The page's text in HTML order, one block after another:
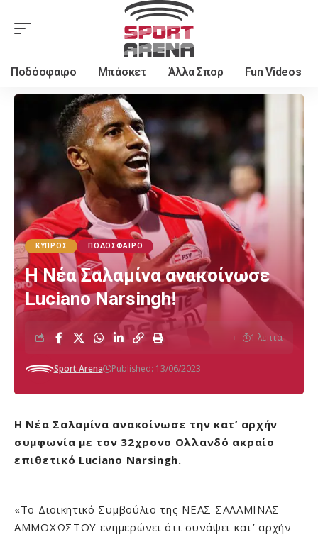
Ποδόσφαιρο Μπάσκετ Άλλα Σπορ Fun Videos
ΚΎΠΡΟΣ ΠΟΔΌΣΦΑΙΡΟ
Η Νέα Σαλαμίνα ανακοίνωσε
Luciano Narsingh!
Sport Arena Published: 13/06/2023
1 λεπτά
Η Νέα Σαλαμίνα ανακοίνωσε την κατ’ αρχήν
συμφωνία με τον 32χρονο Ολλανδό ακραίο
επιθετικό Luciano Narsingh.
«Το Διοικητικό Συμβούλιο της ΝΕΑΣ ΣΑΛΑΜΙΝΑΣ
ΑΜΜΟΧΩΣΤΟΥ ενημερώνει ότι συνάψει κατ’ αρχήν